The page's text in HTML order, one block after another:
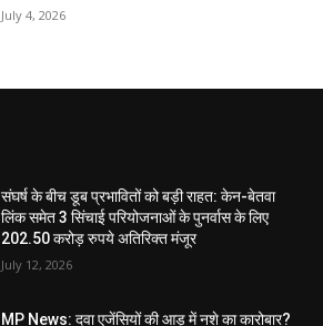
July 4, 2026
संघर्ष के बीच डूब प्रभावितों को बड़ी राहत: केन-बेतवा
लिंक समेत 3 सिंचाई परियोजनाओं के पुनर्वास के लिए
202.50 करोड़ रुपये अतिरिक्त मंजूर
July 12, 2026
MP News: दवा एजेंसियों की आड़ में नशे का कारोबार?